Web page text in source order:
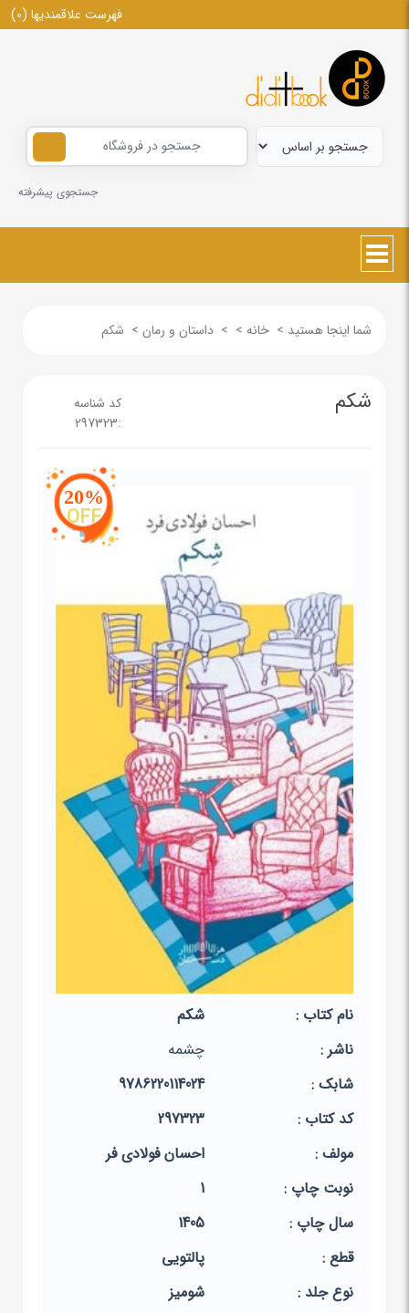
فهرست علاقمندیها (0)
جستجوی پیشرفته
شما اینجا هستید > خانه >
> داستان و رمان > شکم
شکم
کد شناسه
:
297323
20%
OFF
نام کتاب :
شکم
ناشر :
چشمه
شابک :
9786220114024
کد کتاب :
297323
مولف :
احسان فولادی فر
نوبت چاپ :
1
سال چاپ :
1405
قطع :
پالتویی
نوع جلد :
شومیز